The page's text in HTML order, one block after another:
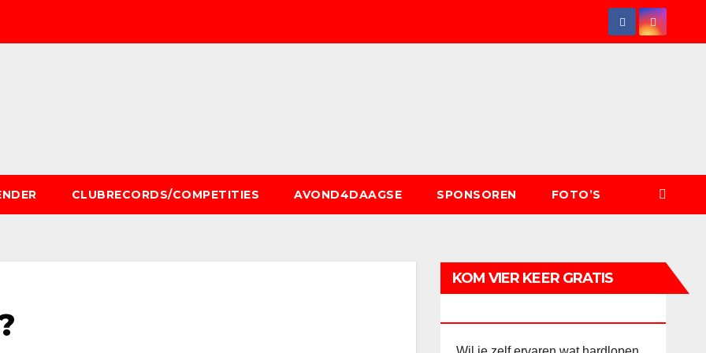
CLUBRECORDS/COMPETITIES AVOND4DAAGSE SPONSOREN FOTO’S
KOM VIER KEER GRATIS